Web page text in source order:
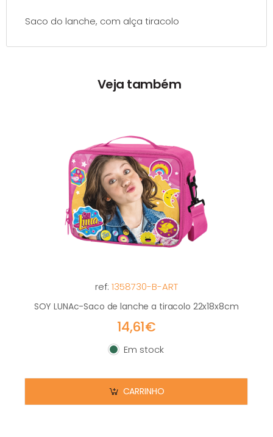
Saco do lanche, com alça tiracolo
Veja também
ref: 1358730-B-ART
SOY LUNAc-Saco de lanche a tiracolo 22x18x8cm
14,61€
Em stock
Em stock
CARRINHO